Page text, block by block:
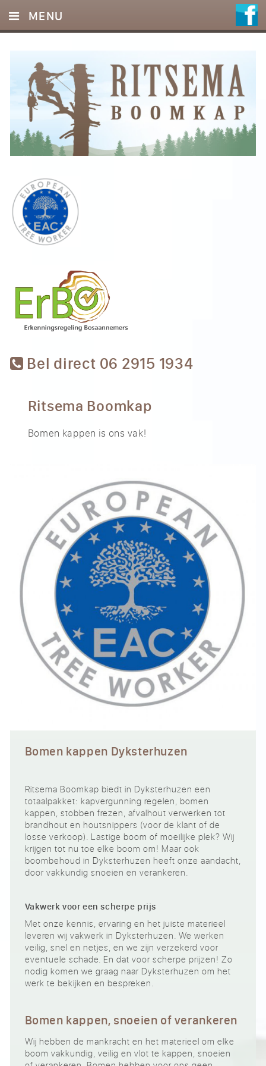
Bel direct 06 2915 1934
MENU
DIENSTEN
FOTO’S
REFERENTIES
OFFERTE
CONTACT
Ritsema Boomkap
Bomen kappen is ons vak!
Bomen kappen Dyksterhuzen
Ritsema Boomkap biedt in Dyksterhuzen een
totaalpakket: kapvergunning regelen, bomen
kappen, stobben frezen, afvalhout verwerken tot
brandhout en houtsnippers (voor de klant of de
losse verkoop). Lastige boom of moeilijke plek? Wij
krijgen tot nu toe elke boom om! Maar ook
boombehoud in Dyksterhuzen heeft onze aandacht,
door vakkundig snoeien en verankeren.
Vakwerk voor een scherpe prijs
Met onze kennis, ervaring en het juiste materieel
leveren wij vakwerk in Dyksterhuzen. We werken
veilig, snel en netjes, en we zijn verzekerd voor
eventuele schade. En dat voor scherpe prijzen! Zo
nodig komen we graag naar Dyksterhuzen om het
werk te bekijken en bespreken.
Bomen kappen, snoeien of verankeren
Wij hebben de mankracht en het materieel om elke
boom vakkundig, veilig en vlot te kappen, snoeien